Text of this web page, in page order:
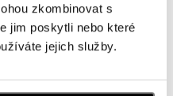
zkombinovat s
jim poskytli nebo které
jejich služby.